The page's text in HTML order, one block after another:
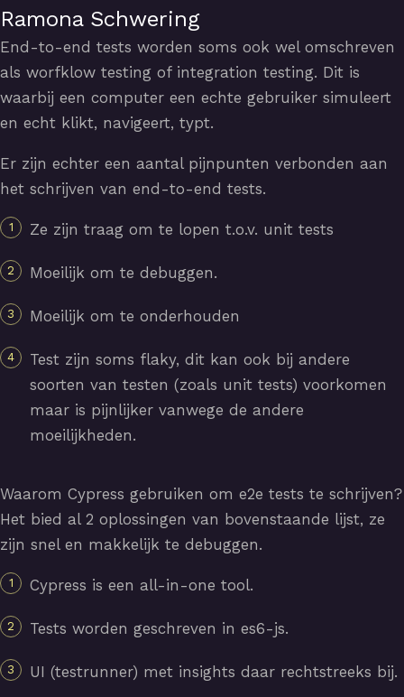
Ramona Schwering
End-to-end tests worden soms ook wel omschreven
als worfklow testing of integration testing. Dit is
waarbij een computer een echte gebruiker simuleert
en echt klikt, navigeert, typt.
Er zijn echter een aantal pijnpunten verbonden aan
het schrijven van end-to-end tests.
Ze zijn traag om te lopen t.o.v. unit tests
Moeilijk om te debuggen.
Moeilijk om te onderhouden
Test zijn soms flaky, dit kan ook bij andere
soorten van testen (zoals unit tests) voorkomen
maar is pijnlijker vanwege de andere
moeilijkheden.
Waarom Cypress gebruiken om e2e tests te schrijven?
Het bied al 2 oplossingen van bovenstaande lijst, ze
zijn snel en makkelijk te debuggen.
Cypress is een all-in-one tool.
Tests worden geschreven in es6-js.
UI (testrunner) met insights daar rechtstreeks bij.